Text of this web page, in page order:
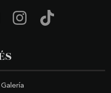
Galería